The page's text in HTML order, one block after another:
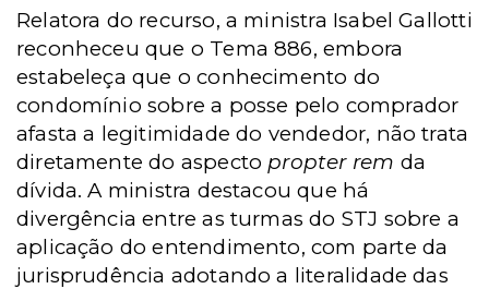
Relatora do recurso, a ministra Isabel Gallotti
reconheceu que o Tema 886, embora
estabeleça que o conhecimento do
condomínio sobre a posse pelo comprador
afasta a legitimidade do vendedor, não trata
diretamente do aspecto propter rem da
dívida. A ministra destacou que há
divergência entre as turmas do STJ sobre a
aplicação do entendimento, com parte da
jurisprudência adotando a literalidade das